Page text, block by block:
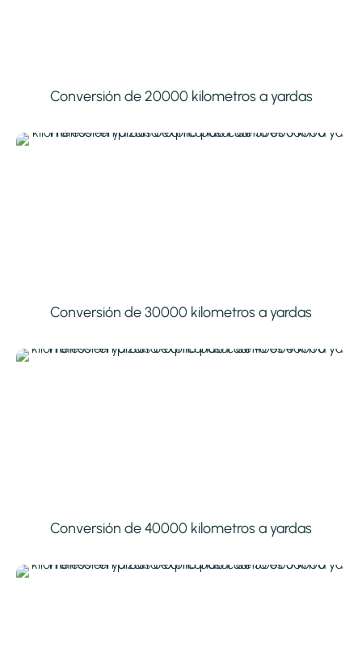
Conversión de 20000 kilometros a yardas
Conversión de 30000 kilometros a yardas
Conversión de 40000 kilometros a yardas